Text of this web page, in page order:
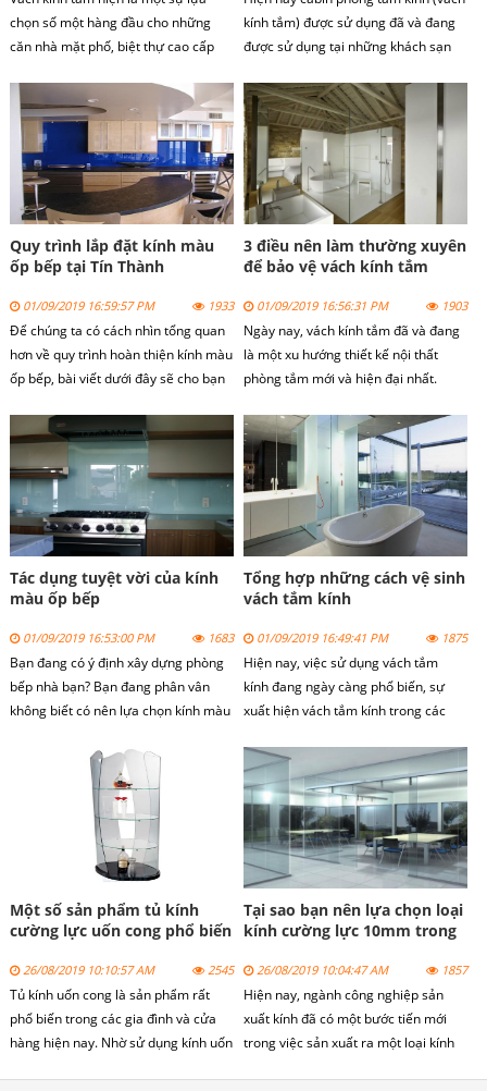
chọn số một hàng đầu cho những
căn nhà mặt phố, biệt thự cao cấp
kính tắm) được sử dụng đã và đang
được sử dụng tại những khách sạn
tầng hiện đại, những căn phòng nhà
tắm có diện tích nhỏ hẹp.
Quy trình lắp đặt kính màu
ốp bếp tại Tín Thành
01/09/2019 16:59:57 PM 1933
Để chúng ta có cách nhìn tổng quan
hơn về quy trình hoàn thiện kính màu
ốp bếp, bài viết dưới đây sẽ cho bạn
thi công, lên phương án xác định
được kính thước, lập bản vẽ, thi công
và lắp đặt kính bếp.
3 điều nên làm thường xuyên
để bảo vệ vách kính tắm
01/09/2019 16:56:31 PM 1903
Ngày nay, vách kính tắm đã và đang
là một xu hướng thiết kế nội thất
phòng tắm mới và hiện đại nhất.
cabin phòng tắm và vách ngăn
phòng tắm, do vậy trong quá trình sử
dụng vách kính tắm nên được bảo vệ
và chăm sóc kĩ càng.
Tác dụng tuyệt vời của kính
màu ốp bếp
01/09/2019 16:53:00 PM 1683
Bạn đang có ý định xây dựng phòng
bếp nhà bạn? Bạn đang phân vân
không biết có nên lựa chọn kính màu
bạn. Với vai trò là một chuyên gia
trong ngành, bài viết dưới đây sẽ
cung cấp cho bạn những gợi ý giúp
bạn giải quyết các thắc mắc trên.
Tổng hợp những cách vệ sinh
vách tắm kính
01/09/2019 16:49:41 PM 1875
Hiện nay, việc sử dụng vách tắm
kính đang ngày càng phổ biến, sự
xuất hiện vách tắm kính trong các
cao tầng, các dãy nhà mặt phố hay
các khu chung cư cao cấp như Time
City, Royal City.
Một số sản phẩm tủ kính
cường lực uốn cong phổ biến
26/08/2019 10:10:57 AM 2545
Tủ kính uốn cong là sản phẩm rất
phổ biến trong các gia đình và cửa
hàng hiện nay. Nhờ sử dụng kính uốn
Tại sao bạn nên lựa chọn loại
kính cường lực 10mm trong
26/08/2019 10:04:47 AM 1857
Hiện nay, ngành công nghiệp sản
xuất kính đã có một bước tiến mới
trong việc sản xuất ra một loại kính